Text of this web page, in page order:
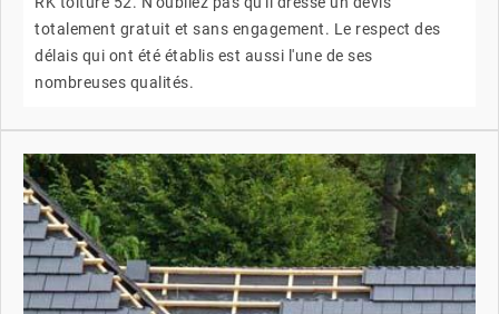
totalement gratuit et sans engagement. Le respect des
délais qui ont été établis est aussi l'une de ses
nombreuses qualités.